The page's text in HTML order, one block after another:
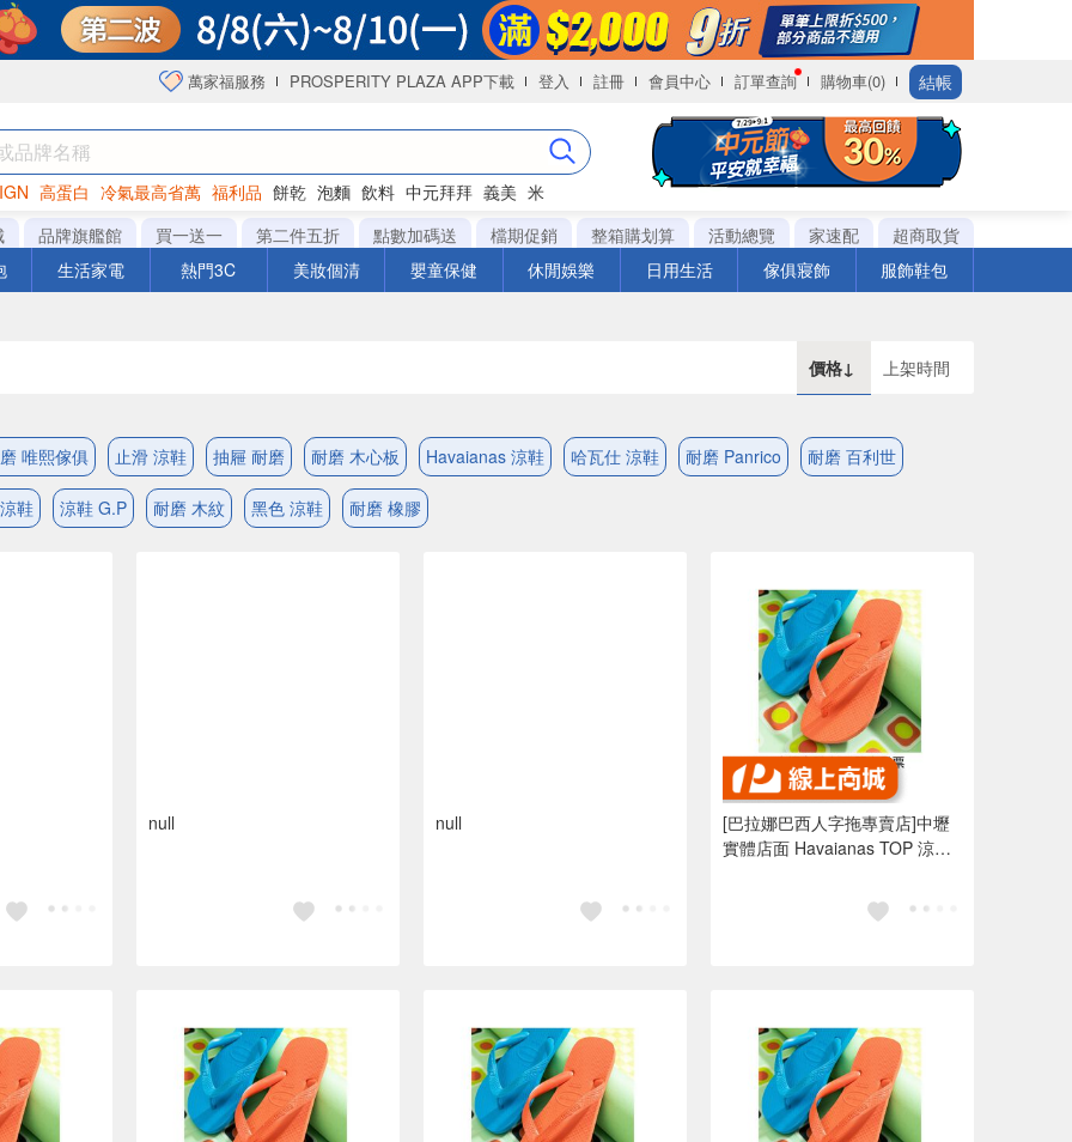
萬家福服務 PROSPERITY PLAZA APP下載 登入 註冊 會員中心 訂單查詢 購物車(0) 結帳
高蛋白 冷氣最高省萬 福利品 餅乾 泡麵 飲料 中元拜拜 義美 米
海苔
品牌旗艦館 買一送一 第二件五折 點數加碼送 檔期促銷 整箱購划算 活動總覽 家速配
超商取貨
生活家電 熱門3C 美妝個清 嬰童保健 休閒娛樂 日用生活 傢俱寢飾 服飾鞋包
價格↓ 上架時間
唯熙傢俱 止滑 涼鞋 抽屜 耐磨 耐磨 木心板 Havaianas 涼鞋 哈瓦仕 涼鞋 耐磨 Panrico 耐磨 百利世
鞋 涼鞋 G.P 耐磨 木紋 黑色 涼鞋 耐磨 橡膠
null null
[巴拉娜巴西人字拖專賣店]中壢
實體店面 Havaianas TOP 涼鞋